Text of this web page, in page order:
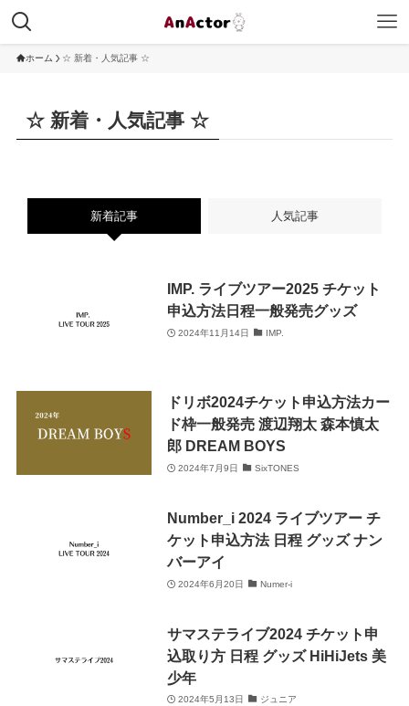
ホーム ☆ 新着・人気記事 ☆
☆ 新着・人気記事 ☆
新着記事 人気記事
IMP. ライブツアー2025 チケット
申込方法日程一般発売グッズ
2024年11月14日 IMP.
ドリボ2024チケット申込方法カー
ド枠一般発売 渡辺翔太 森本慎太
郎 DREAM BOYS
2024年7月9日 SixTONES
Number_i 2024 ライブツアー チ
ケット申込方法 日程 グッズ ナン
バーアイ
2024年6月20日 Numer-i
サマステライブ2024 チケット申
込取り方 日程 グッズ HiHiJets 美
少年
2024年5月13日 ジュニア